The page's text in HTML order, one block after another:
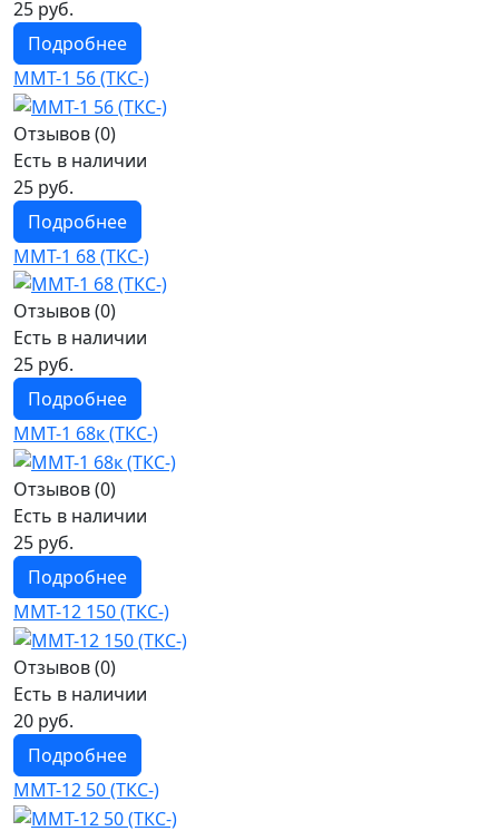
25 руб.
Подробнее
ММТ-1 56 (ТКС-)
Отзывов (0)
Есть в наличии
25 руб.
Подробнее
ММТ-1 68 (ТКС-)
Отзывов (0)
Есть в наличии
25 руб.
Подробнее
ММТ-1 68к (ТКС-)
Отзывов (0)
Есть в наличии
25 руб.
Подробнее
ММТ-12 150 (ТКС-)
Отзывов (0)
Есть в наличии
20 руб.
Подробнее
ММТ-12 50 (ТКС-)